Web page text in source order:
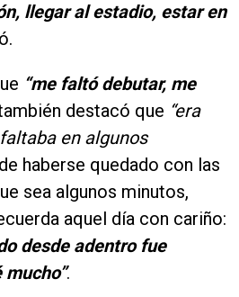
llegar al estadio, estar en
“me faltó debutar, me
destacó que “era
en algunos
haberse quedado con las
sea algunos minutos,
aquel día con cariño:
desde adentro fue
.